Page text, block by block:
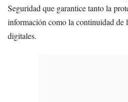
Seguridad que garantice tanto la
información como la continuidad de
digitales.